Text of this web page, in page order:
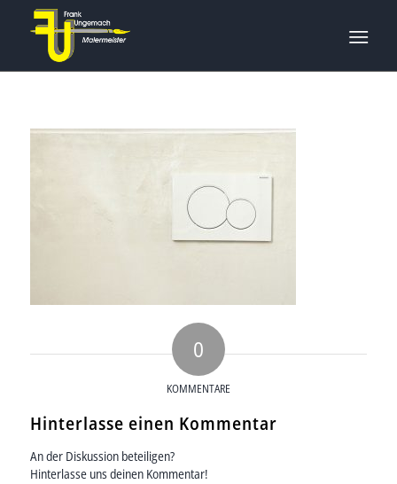
0
KOMMENTARE
Hinterlasse einen Kommentar
An der Diskussion beteiligen?
Hinterlasse uns deinen Kommentar!